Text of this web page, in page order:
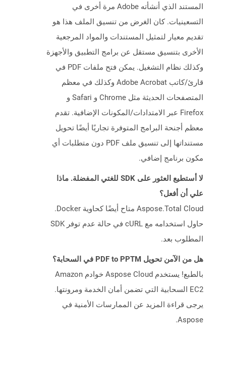
المستند الذي أنشأته Adobe مرة أخرى في
التسعينيات. كان الغرض من تنسيق الملف هذا هو
تقديم معيار لتمثيل المستندات والمواد المرجعية
الأخرى بتنسيق مستقل عن برامج التطبيق والأجهزة
وكذلك نظام التشغيل. يمكن فتح ملفات PDF في
قارئ/كاتب Adobe Acrobat وكذلك في معظم
المتصفحات الحديثة مثل Chrome و Safari و
Firefox عبر الامتدادات/المكونات الإضافية. تقدم
معظم أجنحة البرامج المتوفرة تجاريًا أيضًا تحويل
مستنداتها إلى تنسيق ملف PDF دون متطلبات أي
مكون برنامج إضافي.
لا أستطيع العثور على SDK للغتي المفضلة. ماذا
علي أن أفعل؟
Aspose.Total Cloud متاح أيضًا كحاوية Docker.
حاول استخدامه مع cURL في حالة عدم توفر SDK
المطلوب بعد.
هل من الآمن تحويل PDF to PPTM في السحابة؟
بالطبع! يستخدم Aspose Cloud خوادم Amazon
EC2 السحابية التي تضمن أمان الخدمة ومرونتها.
يرجى قراءة المزيد عن الممارسات الأمنية في
Aspose.